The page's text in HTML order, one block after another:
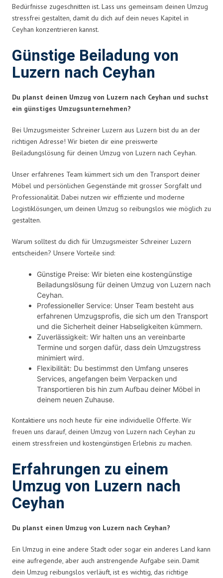
Bedürfnisse zugeschnitten ist. Lass uns gemeinsam deinen Umzug
stressfrei gestalten, damit du dich auf dein neues Kapitel in
Ceyhan konzentrieren kannst.
Günstige Beiladung von
Luzern nach Ceyhan
Du planst deinen Umzug von Luzern nach Ceyhan und suchst
ein günstiges Umzugsunternehmen?
Bei Umzugsmeister Schreiner Luzern aus Luzern bist du an der
richtigen Adresse! Wir bieten dir eine preiswerte
Beiladungslösung für deinen Umzug von Luzern nach Ceyhan.
Unser erfahrenes Team kümmert sich um den Transport deiner
Möbel und persönlichen Gegenstände mit grosser Sorgfalt und
Professionalität. Dabei nutzen wir effiziente und moderne
Logistiklösungen, um deinen Umzug so reibungslos wie möglich zu
gestalten.
Warum solltest du dich für Umzugsmeister Schreiner Luzern
entscheiden? Unsere Vorteile sind:
Günstige Preise: Wir bieten eine kostengünstige
Beiladungslösung für deinen Umzug von Luzern nach
Ceyhan.
Professioneller Service: Unser Team besteht aus
erfahrenen Umzugsprofis, die sich um den Transport
und die Sicherheit deiner Habseligkeiten kümmern.
Zuverlässigkeit: Wir halten uns an vereinbarte
Termine und sorgen dafür, dass dein Umzugstress
minimiert wird.
Flexibilität: Du bestimmst den Umfang unseres
Services, angefangen beim Verpacken und
Transportieren bis hin zum Aufbau deiner Möbel in
deinem neuen Zuhause.
Kontaktiere uns noch heute für eine individuelle Offerte. Wir
freuen uns darauf, deinen Umzug von Luzern nach Ceyhan zu
einem stressfreien und kostengünstigen Erlebnis zu machen.
Erfahrungen zu einem
Umzug von Luzern nach
Ceyhan
Du planst einen Umzug von Luzern nach Ceyhan?
Ein Umzug in eine andere Stadt oder sogar ein anderes Land kann
eine aufregende, aber auch anstrengende Aufgabe sein. Damit
dein Umzug reibungslos verläuft, ist es wichtig, das richtige